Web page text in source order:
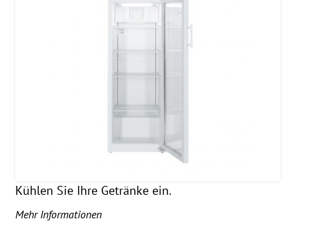
Kühlen Sie Ihre Getränke ein.
Mehr Informationen